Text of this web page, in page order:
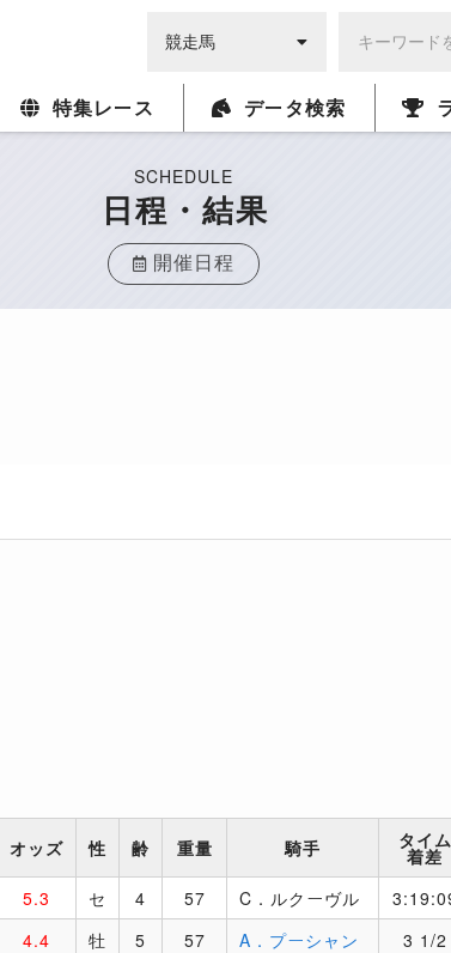
特集レース データ検索
SCHEDULE
日程・結果
開催日程
オッズ 性 齢 重量 騎手 タイム
着差
5.3 セ 4 57 C．ルクーヴル
4.4 牡 5 57 A．プーシャン
3 1/2